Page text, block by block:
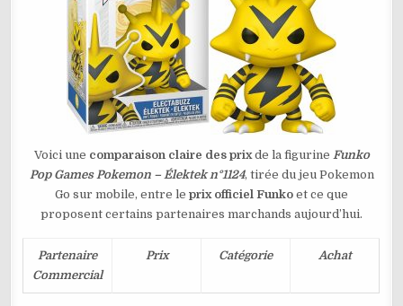
Voici une comparaison claire des prixde la figurine Funko
Pop Games Pokemon – Élektek n°1124, tirée du jeu Pokemon
Go sur mobile, entre le prix officiel Funko et ce que
proposent certains partenaires marchands aujourd’hui.
Partenaire
Commercial
Prix Catégorie Achat